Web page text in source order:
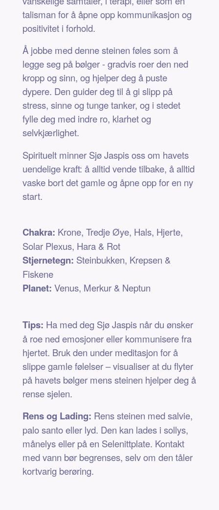
talisman for å åpne opp kommunikasjon og
positivitet i forhold.
Å jobbe med denne steinen føles som å
legge seg på bølger - gradvis roer den ned
kropp og sinn, og hjelper deg å puste
dypere. Den guider deg til å gi slipp på
stress, sinne og tunge tanker, og i stedet
fylle deg med indre ro, klarhet og
selvkjærlighet.
Spirituelt minner Sjø Jaspis oss om havets
uendelige kraft: å alltid vende tilbake, å alltid
vaske bort det gamle og åpne opp for en ny
start.
Chakra: Krone, Tredje Øye, Hals, Hjerte,
Solar Plexus, Hara & Rot
Stjernetegn: Steinbukken, Krepsen &
Fiskene
Planet: Venus, Merkur & Neptun
Tips: Ha med deg Sjø Jaspis når du ønsker
å roe ned emosjoner eller kommunisere fra
hjertet. Bruk den under meditasjon for å
slippe gamle følelser – visualiser at du flyter
på havets bølger mens steinen hjelper deg å
rense sjelen.
Rens og Lading: Rens steinen med salvie,
palo santo eller lyd. Den kan lades i sollys,
månelys eller på en Selenittplate. Kontakt
med vann bør begrenses, selv om den tåler
kortvarig berøring.